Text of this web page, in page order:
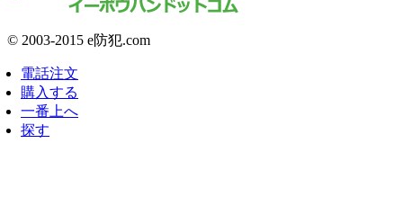
© 2003-2015 e防犯.com
電話注文
購入する
一番上へ
探す